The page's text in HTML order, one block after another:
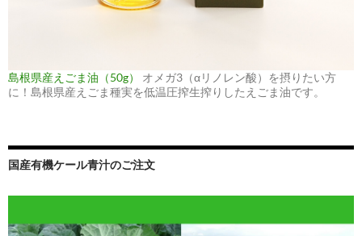
島根県産えごま油（50g）
オメガ3（αリノレン酸）を摂りたい方
に！島根県産えごま種実を低温圧搾生搾りしたえごま油です。
国産有機ケール青汁のご注文